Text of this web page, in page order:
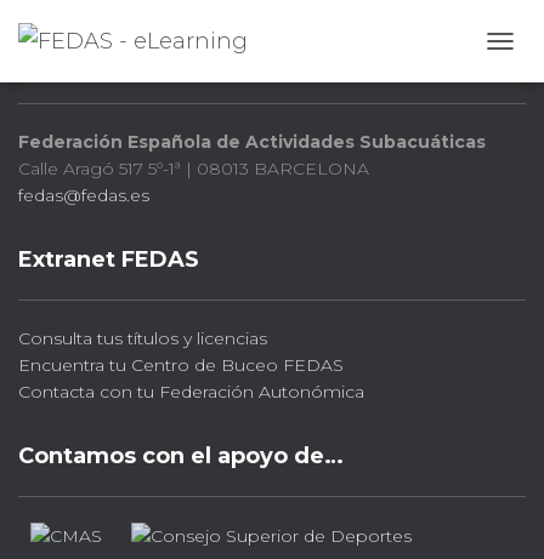
Federación Española de Actividades Subacuáticas
Calle Aragó 517 5º-1ª | 08013 BARCELONA
fedas@fedas.es
Extranet FEDAS
Consulta tus títulos y licencias
Encuentra tu Centro de Buceo FEDAS
Contacta con tu Federación Autonómica
Contamos con el apoyo de…